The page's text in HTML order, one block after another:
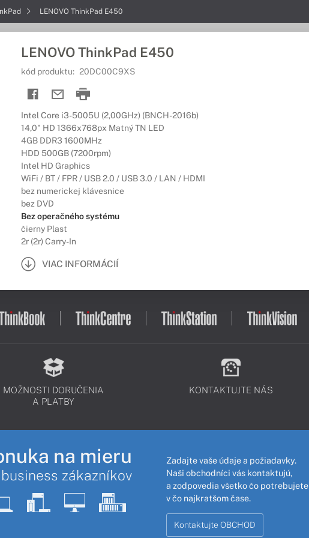
LENOVO ThinkPad E450
LENOVO ThinkPad E450
kód produktu: 20DC00C9XS
Intel Core i3-5005U (2,00GHz) (BNCH-2016b)
14,0" HD 1366x768px Matný TN LED
4GB DDR3 1600MHz
HDD 500GB (7200rpm)
Intel HD Graphics
WiFi / BT / FPR / USB 2.0 / USB 3.0 / LAN / HDMI
bez numerickej klávesnice
bez DVD
Bez operačného systému
čierny Plast
2r (2r) Carry-In
VIAC INFORMÁCIÍ
MOŽNOSTI DORUČENIA
A PLATBY
KONTAKTUJTE NÁS
na mieru
zákazníkov
Zadajte vaše údaje a požiadavky.
Naši obchodníci vás kontaktujú,
a zodpovedia všetko čo potrebujete
v čo najkratšom čase.
Kontaktujte OBCHOD